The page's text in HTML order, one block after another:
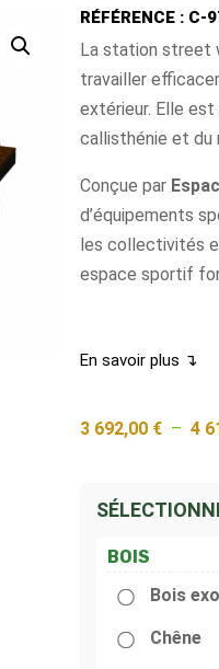
RÉFÉRENCE : C-
La station street
travailler
extérieur. Elle
callisthénie et du
Conçue par
d’équipements
les collectivités
espace sportif
En savoir plus ↴
3 692,00 € – 4
BOIS
Bois
Chêne